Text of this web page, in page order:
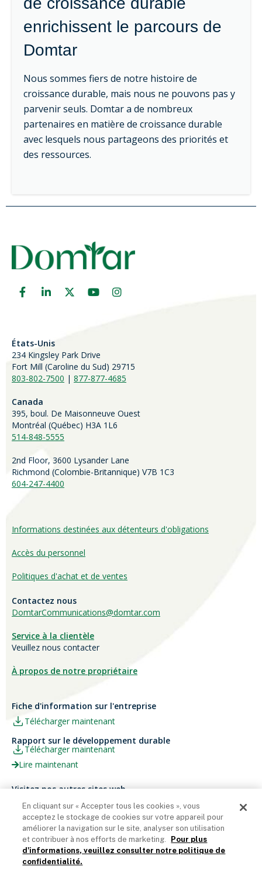
enrichissent le parcours de
Domtar
Nous sommes fiers de notre histoire de
croissance durable, mais nous ne pouvons pas y
parvenir seuls. Domtar a de nombreux
partenaires en matière de croissance durable
avec lesquels nous partageons des priorités et
des ressources.
États-Unis
234 Kingsley Park Drive
Fort Mill (Caroline du Sud) 29715
803-802-7500 | 877-877-4685
Canada
395, boul. De Maisonneuve Ouest
Montréal (Québec) H3A 1L6
514-848-5555
2nd Floor, 3600 Lysander Lane
Richmond (Colombie-Britannique) V7B 1C3
604-247-4400
Informations destinées aux détenteurs d'obligations
Accès du personnel
Politiques d'achat et de ventes
Contactez nous
DomtarCommunications@domtar.com
Service à la clientèle
Veuillez nous contacter
À propos de notre propriétaire
Fiche d'information sur l'entreprise
Télécharger maintenant
Rapport sur le développement durable
Télécharger maintenant
Lire maintenant
Visitez nos autres sites web
Carrières
Ariva
Papier Xerox® Canada
Xerox® Paper USA
En cliquant sur « Accepter tous les cookies », vous
acceptez le stockage de cookies sur votre appareil pour
améliorer la navigation sur le site, analyser son utilisation
et contribuer à nos efforts de marketing.
Pour plus
d'informations, veuillez consulter notre politique de
confidentialité.